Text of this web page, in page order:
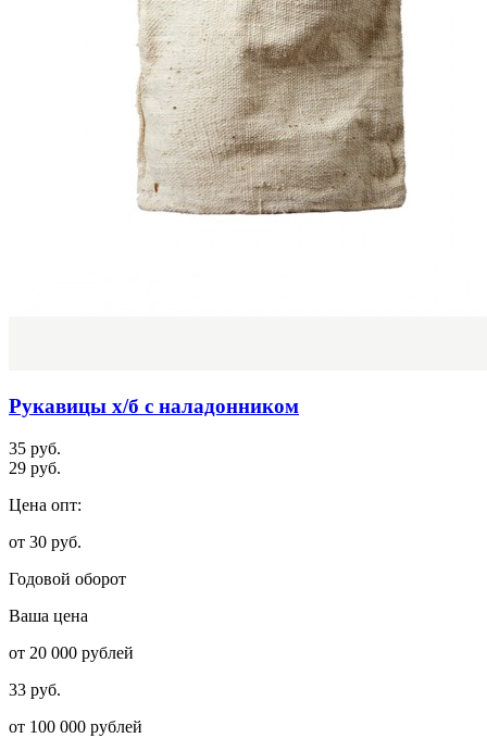
Рукавицы х/б с наладонником
35 руб.
29 руб.
Цена опт:
от 30 руб.
Годовой оборот
Ваша цена
от 20 000 рублей
33 руб.
от 100 000 рублей